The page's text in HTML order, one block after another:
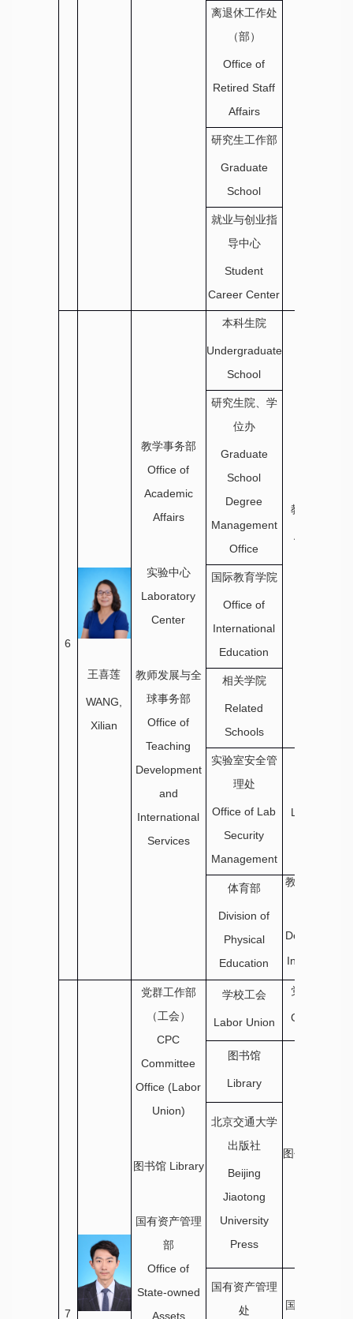
离退休工作处
（部）
Office of
Retired Staff
Affairs
研究生工作部
Graduate
School
就业与创业指
导中心
Student
Career Center
6
王喜莲
WANG,
Xilian
教学事务部
Office of
Academic
Affairs
实验中心
Laboratory
Center
教师发展与全
球事务部
Office of
Teaching
Development
and
International
Services
本科生院
Undergraduate
School
教学事务部
Academic
研究生院、学
位办
Graduate
School
Degree
Management
Office
国际教育学院
Office of
International
Education
相关学院
Related
Schools
实验室安全管
理处
Office of Lab
Security
Management
Laboratory
体育部
Division of
Physical
Education
教师发展与全
Development
International
7
党群工作部
（工会）
CPC
Committee
Office (Labor
Union)
图书馆Library
国有资产管理
部
Office of
State-owned
Assets
学校工会
Labor Union
党群工作部
Committee
图书馆
Library
图书馆 Library
北京交通大学
出版社
Beijing
Jiaotong
University
Press
国有资产管理
处
国有资产管理